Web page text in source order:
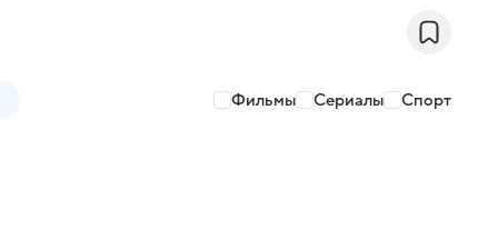
Фильмы Сериалы Спорт